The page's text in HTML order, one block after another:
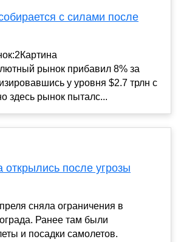
с силами после
рынок прибавил 8% за
у уровня $2.7 трлн с
здесь рынок пыталс...
открылись после угрозы
сняла ограничения в
Ранее там были
и посадки самолетов.